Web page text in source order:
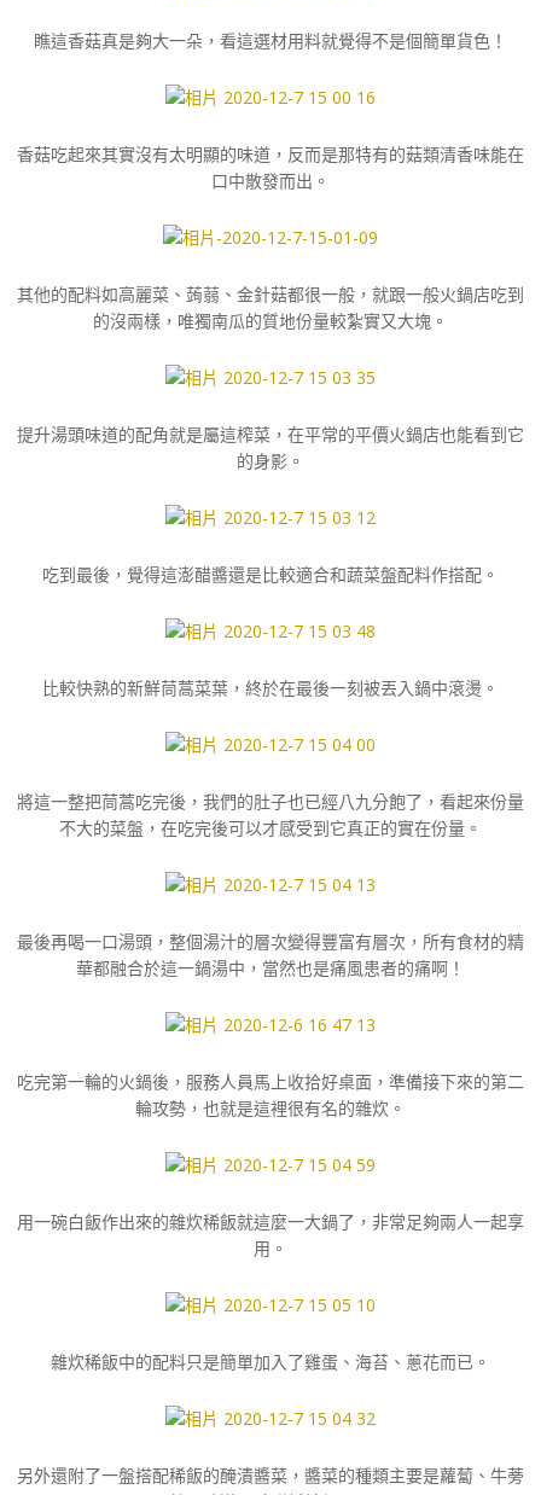
瞧這香菇真是夠大一朵，看這選材用料就覺得不是個簡單貨色！
香菇吃起來其實沒有太明顯的味道，反而是那特有的菇類清香味能在
口中散發而出。
其他的配料如高麗菜、蒟蒻、金針菇都很一般，就跟一般火鍋店吃到
的沒兩樣，唯獨南瓜的質地份量較紮實又大塊。
提升湯頭味道的配角就是屬這榨菜，在平常的平價火鍋店也能看到它
的身影。
吃到最後，覺得這澎醋醬還是比較適合和蔬菜盤配料作搭配。
比較快熟的新鮮茼蒿菜葉，終於在最後一刻被丟入鍋中滾燙。
將這一整把茼蒿吃完後，我們的肚子也已經八九分飽了，看起來份量
不大的菜盤，在吃完後可以才感受到它真正的實在份量。
最後再喝一口湯頭，整個湯汁的層次變得豐富有層次，所有食材的精
華都融合於這一鍋湯中，當然也是痛風患者的痛啊！
吃完第一輪的火鍋後，服務人員馬上收拾好桌面，準備接下來的第二
輪攻勢，也就是這裡很有名的雜炊。
用一碗白飯作出來的雜炊稀飯就這麼一大鍋了，非常足夠兩人一起享
用。
雜炊稀飯中的配料只是簡單加入了雞蛋、海苔、蔥花而已。
另外還附了一盤搭配稀飯的醃漬醬菜，醬菜的種類主要是蘿蔔、牛蒡